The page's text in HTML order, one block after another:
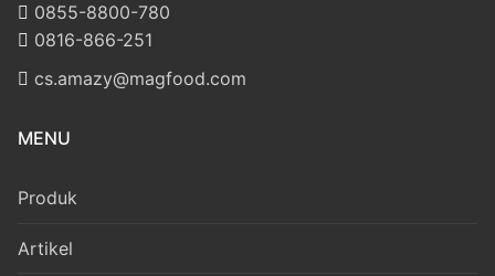
‪0855-8800-780
‪0816-866-251
cs.amazy@magfood.com
MENU
Produk
Artikel